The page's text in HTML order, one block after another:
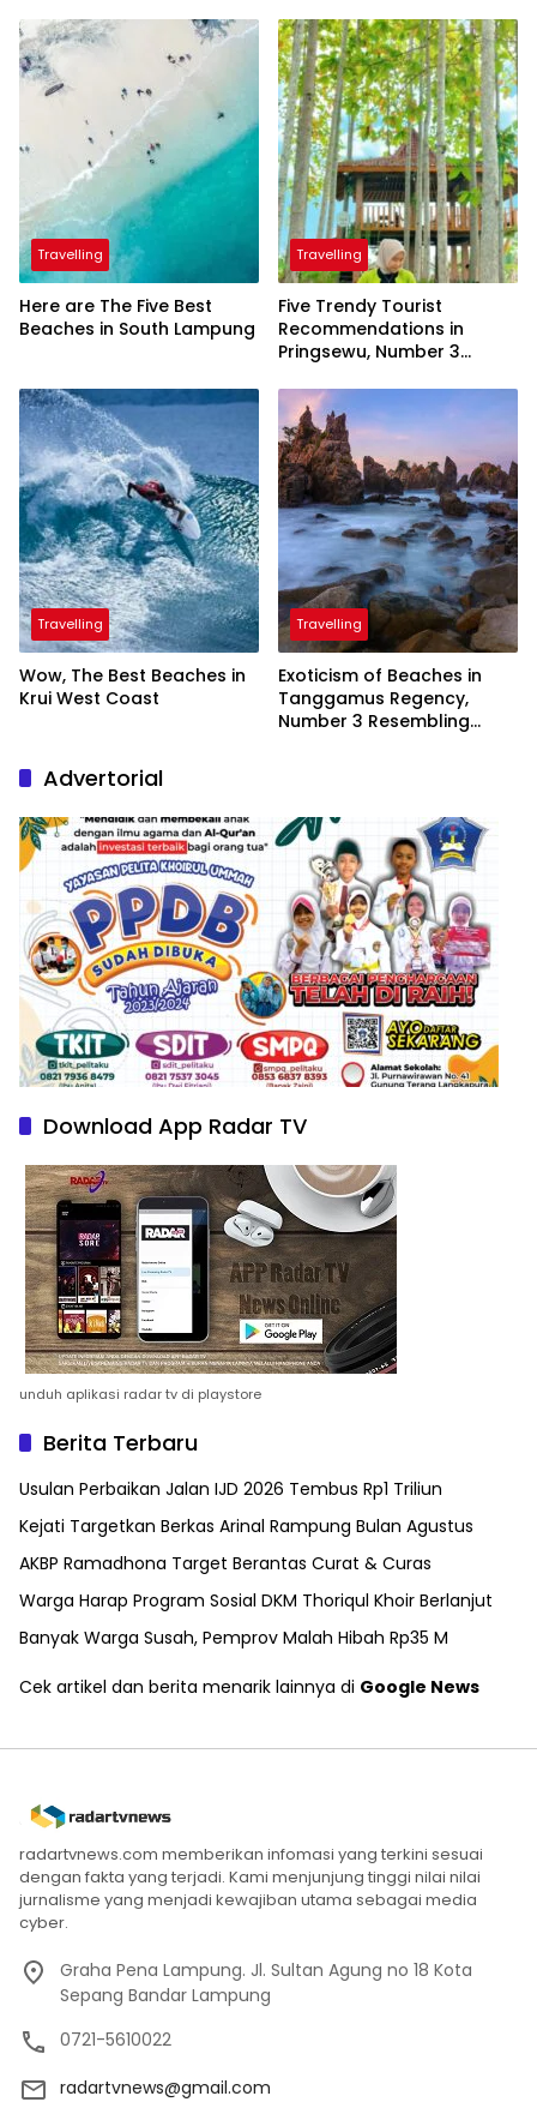
Travelling
Here are The Five Best
Beaches in South Lampung
Travelling
Five Trendy Tourist
Recommendations in
Pringsewu, Number 3
President
Travelling
Wow, The Best Beaches in
Krui West Coast
Travelling
Exoticism of Beaches in
Tanggamus Regency,
Number 3 Resembling
Advertorial
Download App Radar TV
unduh aplikasi radar tv di playstore
Berita Terbaru
Usulan Perbaikan Jalan IJD 2026 Tembus Rp1 Triliun
Kejati Targetkan Berkas Arinal Rampung Bulan Agustus
AKBP Ramadhona Target Berantas Curat & Curas
Warga Harap Program Sosial DKM Thoriqul Khoir Berlanjut
Banyak Warga Susah, Pemprov Malah Hibah Rp35 M
Cek artikel dan berita menarik lainnya di Google News
radartvnews.com memberikan infomasi yang terkini sesuai
dengan fakta yang terjadi. Kami menjunjung tinggi nilai nilai
jurnalisme yang menjadi kewajiban utama sebagai media
cyber.
Graha Pena Lampung. Jl. Sultan Agung no 18 Kota
Sepang Bandar Lampung
0721-5610022
radartvnews@gmail.com